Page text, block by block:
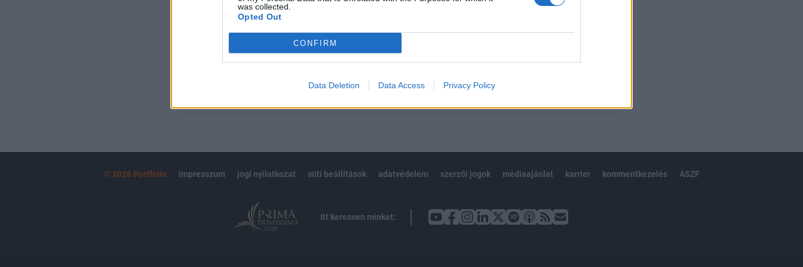
was collected.
Opted Out
CONFIRM
Data Deletion Data Access Privacy Policy
Kötéslisták: BÉT elmúlt 2 év napon belüli
kötéslistái
Előfizetés
© 2026 Portfolio impresszum jogi nyilatkozat süti beállítások adatvédelem szerzői jogok médiaajánlat karrier kommentkezelés ÁSZF
Itt keressen minket: